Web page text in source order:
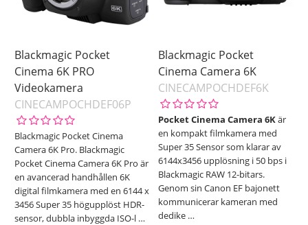
Blackmagic Pocket
Cinema 6K PRO
Videokamera
CINECAMPOCHDEF06P
Blackmagic Pocket Cinema
Camera 6K Pro. Blackmagic
Pocket Cinema Camera 6K Pro är
en avancerad handhållen 6K
digital filmkamera med en 6144 x
3456 Super 35 högupplöst HDR-
sensor, dubbla inbyggda ISO-l …
Blackmagic Pocket
Cinema Camera 6K
CINECAMPOCHDEF6K
Pocket Cinema Camera 6Kär
en kompakt filmkamera med
Super 35 Sensor som klarar av
6144x3456 upplösning i 50 bps i
Blackmagic RAW 12-bitars.
Genom sin Canon EF bajonett
kommunicerar kameran med
dedike …